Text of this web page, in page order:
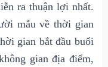
ra thuận lợi nhất.
mẫu về thời gian
gian bắt đầu buổi
gian địa điểm,